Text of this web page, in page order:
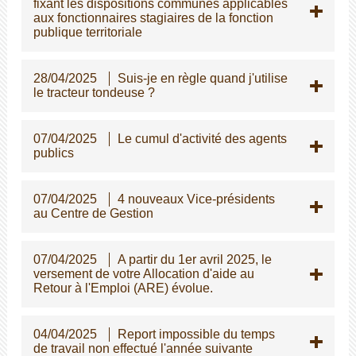
fixant les dispositions communes applicables
aux fonctionnaires stagiaires de la fonction
publique territoriale
28/04/2025
Suis-je en règle quand j'utilise
le tracteur tondeuse ?
07/04/2025
Le cumul d'activité des agents
publics
07/04/2025
4 nouveaux Vice-présidents
au Centre de Gestion
07/04/2025
A partir du 1er avril 2025, le
versement de votre Allocation d'aide au
Retour à l'Emploi (ARE) évolue.
04/04/2025
Report impossible du temps
de travail non effectué l'année suivante